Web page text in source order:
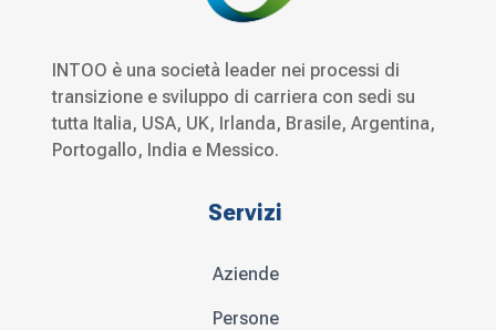
INTOO è una società leader nei processi di
transizione e sviluppo di carriera con sedi su
tutta Italia, USA, UK, Irlanda, Brasile, Argentina,
Portogallo, India e Messico.
Servizi
Aziende
Persone